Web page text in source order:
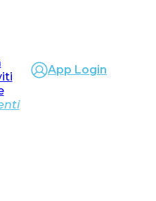
App Login